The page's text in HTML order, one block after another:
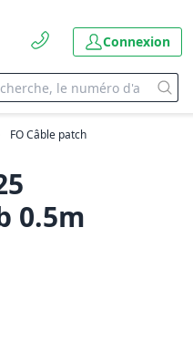
Connexion
FO Câble patch
0.5m